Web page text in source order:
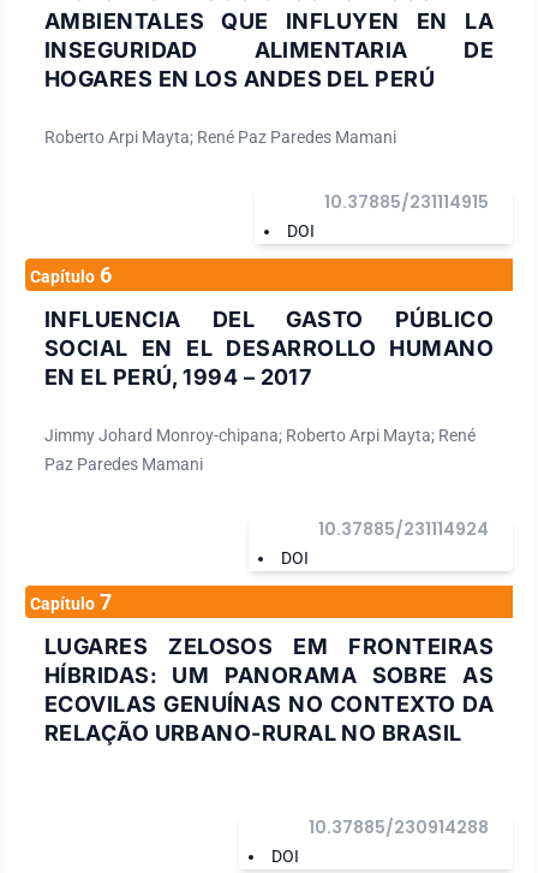
AMBIENTALES QUE INFLUYEN EN LA
INSEGURIDAD ALIMENTARIA DE
HOGARES EN LOS ANDES DEL PERÚ
Roberto Arpi Mayta; René Paz Paredes Mamani
DOI
10.37885/231114915
Capítulo 6
INFLUENCIA DEL GASTO PÚBLICO
SOCIAL EN EL DESARROLLO HUMANO
EN EL PERÚ, 1994 – 2017
Jimmy Johard Monroy-chipana; Roberto Arpi Mayta; René
Paz Paredes Mamani
DOI
10.37885/231114924
Capítulo 7
LUGARES ZELOSOS EM FRONTEIRAS
HÍBRIDAS: UM PANORAMA SOBRE AS
ECOVILAS GENUÍNAS NO CONTEXTO DA
RELAÇÃO URBANO-RURAL NO BRASIL
DOI
10.37885/230914288